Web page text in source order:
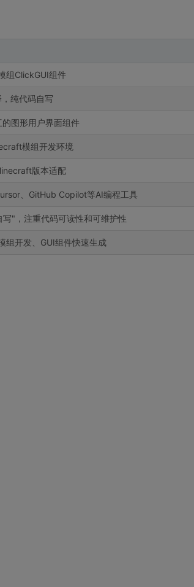
组ClickGUI组件
纯代码自写
图形用户界面组件
模组开发环境
版本适配
、GitHub Copilot等AI编程工具
"，注重代码可读性和可维护性
组开发、GUI组件快速生成